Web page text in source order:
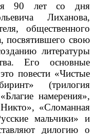
90 лет со дня
Лиханова,
общественного
посвятившего свою
литературы
Его основные
повести «Чистые
(трилогия
намерения»,
«Сломанная
мальчики» и
дилогию о